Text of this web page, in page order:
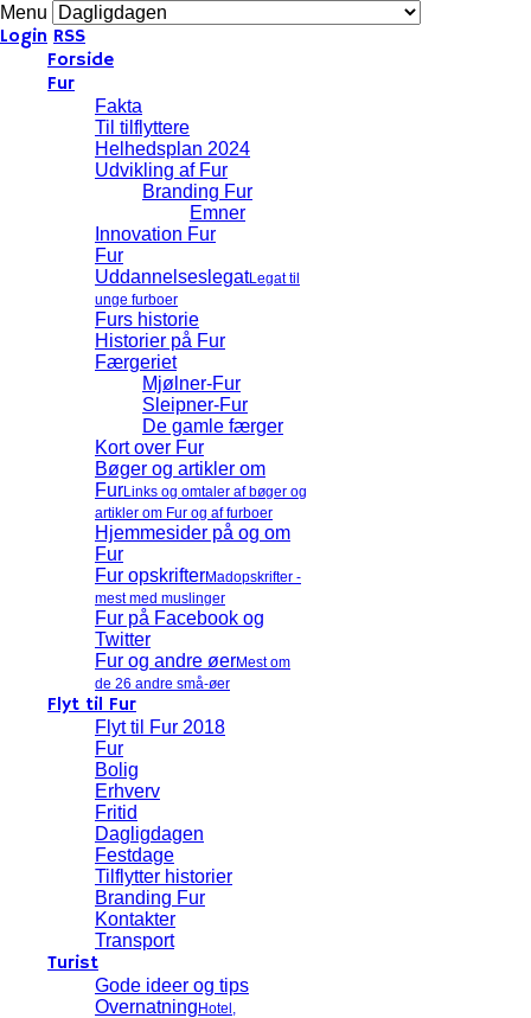
Menu
Login RSS
Forside
Fur
Fakta
Til tilflyttere
Helhedsplan 2024
Udvikling af Fur
Branding Fur
Emner
Innovation Fur
Fur
UddannelseslegatLegat til
unge furboer
Furs historie
Historier på Fur
Færgeriet
Mjølner-Fur
Sleipner-Fur
De gamle færger
Kort over Fur
Bøger og artikler om
FurLinks og omtaler af bøger og
artikler om Fur og af furboer
Hjemmesider på og om
Fur
Fur opskrifterMadopskrifter -
mest med muslinger
Fur på Facebook og
Twitter
Fur og andre øerMest om
de 26 andre små-øer
Flyt til Fur
Flyt til Fur 2018
Fur
Bolig
Erhverv
Fritid
Dagligdagen
Festdage
Tilflytter historier
Branding Fur
Kontakter
Transport
Turist
Gode ideer og tips
Overnatning Hotel,